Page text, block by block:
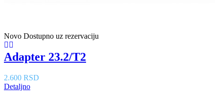
Novo Dostupno uz rezervaciju
Adapter 23.2/T2
2.600 RSD
Detaljno